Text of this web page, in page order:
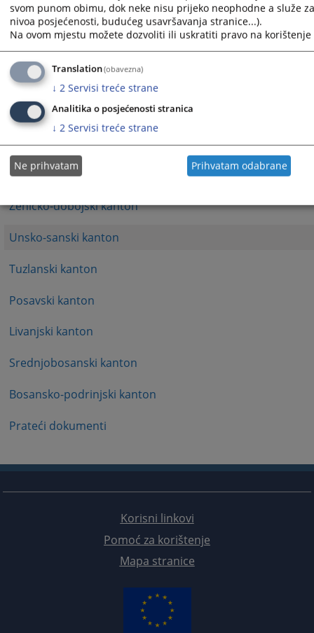
Republika Srpska - Ministarsto unutrašnjih poslova
FBiH/ Federalno ministarstvo unutrašnjih poslova
Brčko distrikt Bosne i Hercegovine
Kanton Sarajevo
Hercegovačko-neretvanski kanton
Zapadnohercegovački kanton
Zeničko-dobojski kanton
Unsko-sanski kanton
Tuzlanski kanton
Posavski kanton
Livanjski kanton
Srednjobosanski kanton
Bosansko-podrinjski kanton
Prateći dokumenti
Korisni linkovi
Pomoć za korištenje
Mapa stranice
svom punom obimu, dok neke nisu prijeko neophodne a služe
nivoa posjećenosti, budućeg usavršavanja stranice...).
Na ovom mjestu možete dozvoliti ili uskratiti pravo na
Translation(obavezna)
↓ 2 Servisi treće strane
Analitika o posjećenosti stranica
↓ 2 Servisi treće strane
Ne prihvatam Prihvatam odabrane